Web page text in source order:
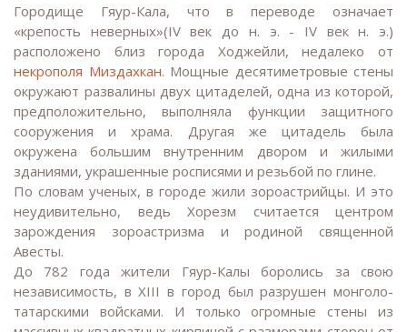
Городище Гяур-Кала, что в переводе означает
«крепость неверных»(IV век до н. э. - IV век н. э.)
расположено близ города Ходжейли, недалеко от
некрополя Миздахкан. Мощные десятиметровые стены
окружают развалины двух цитаделей, одна из которой,
предположительно, выполняла функции защитного
сооружения и храма. Другая же цитадель была
окружена большим внутренним двором и жилыми
зданиями, украшенные росписями и резьбой по глине.
По словам ученых, в городе жили зороастрийцы. И это
неудивительно, ведь Хорезм считается центром
зарождения зороастризма и родиной священной
Авесты.
До 782 года жители Гяур-Калы боролись за свою
независимость, в XIII в город был разрушен монголо-
татарскими войсками. И только огромные стены из